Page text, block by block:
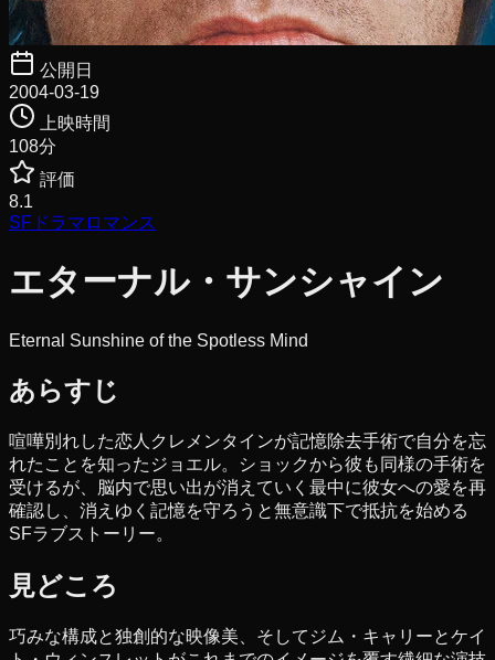
公開日
2004-03-19
上映時間
108分
評価
8.1
SF ドラマ ロマンス
エターナル・サンシャイン
Eternal Sunshine of the Spotless Mind
あらすじ
喧嘩別れした恋人クレメンタインが記憶除去手術で自分を忘
れたことを知ったジョエル。ショックから彼も同様の手術を
受けるが、脳内で思い出が消えていく最中に彼女への愛を再
確認し、消えゆく記憶を守ろうと無意識下で抵抗を始める
SFラブストーリー。
見どころ
巧みな構成と独創的な映像美、そしてジム・キャリーとケイ